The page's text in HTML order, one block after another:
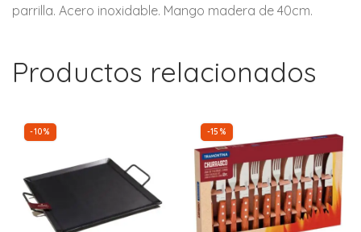
parrilla. Acero inoxidable. Mango madera de 40cm.
Productos relacionados
-10% -15%